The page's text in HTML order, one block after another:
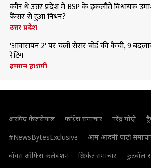
कौन थे उत्तर प्रदेश में BSP के इकलौते विधायक
कैंसर से हुआ निधन?
उत्तर प्रदेश
'आवारापन 2' पर चली सेंसर बोर्ड की कैंची, 9
रेटिंग
इमरान हाशमी
अरविंद केजरीवाल कांग्रेस समाचार नरेंद्र मोदी
#NewsBytesExclusive
आम आदमी पार्टी
बॉक्स ऑफिस कलेक्शन
क्रिकेट समाचार फुटबॉल